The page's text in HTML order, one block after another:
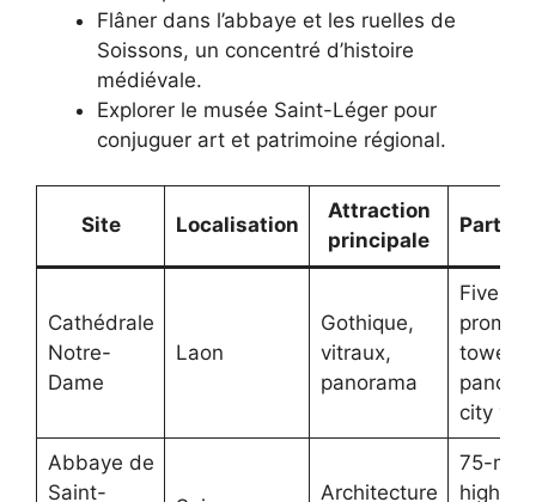
Flâner dans l’abbaye et les ruelles de
Soissons, un concentré d’histoire
médiévale.
Explorer le musée Saint-Léger pour
conjuguer art et patrimoine régional.
Site Localisation
Attraction
principale
Cathédrale
Notre-
Dame
Laon
Gothique,
vitraux,
panorama
Five
towers,
city
Abbaye de
Saint-
Architecture
75-
high